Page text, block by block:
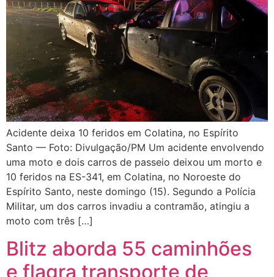
Acidente deixa 10 feridos em Colatina, no Espírito
Santo — Foto: Divulgação/PM Um acidente envolvendo
uma moto e dois carros de passeio deixou um morto e
10 feridos na ES-341, em Colatina, no Noroeste do
Espírito Santo, neste domingo (15). Segundo a Polícia
Militar, um dos carros invadiu a contramão, atingiu a
moto com três […]
Blitz aborda 55 caminhões
e flagra transporte de